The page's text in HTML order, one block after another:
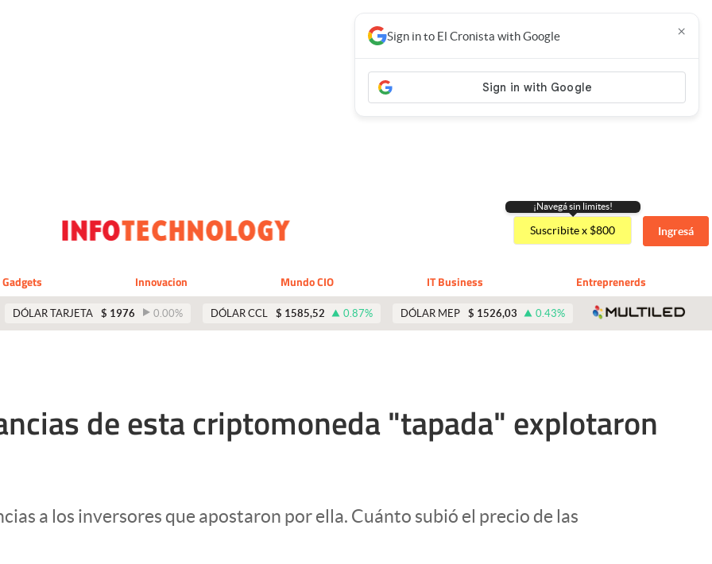
¡Navegá sin limites!
Suscribite x $800 Ingresá
Gadgets Innovacion Mundo CIO IT Business Entreprenerds
DÓLAR TARJETA $ 1976 0.00% DÓLAR CCL $ 1585,52 0.87% DÓLAR MEP $ 1526,03 0.43%
Sign in to El Cronista with Google ×
de esta criptomoneda "tapada" explotaron
a los inversores que apostaron por ella. Cuánto subió el precio de las